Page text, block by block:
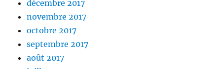
décembre 2017
novembre 2017
octobre 2017
septembre 2017
août 2017